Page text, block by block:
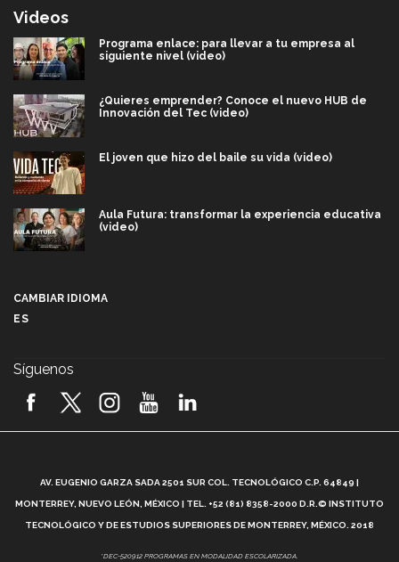
Videos
Programa enlace: para llevar a tu empresa al
siguiente nivel (video)
¿Quieres emprender? Conoce el nuevo HUB de
Innovación del Tec (video)
El joven que hizo del baile su vida (video)
Aula Futura: transformar la experiencia educativa
(video)
2026! (video)
¿Cómo es el Modelo Educativo Tec? (video)
Vida Tec: Feminismo e Inteligencia Artificial, Paola
CAMBIAR IDIOMA
ES
Síguenos
AV. EUGENIO GARZA SADA 2501 SUR COL. TECNOLÓGICO C.P. 64849 |
MONTERREY, NUEVO LEÓN, MÉXICO | TEL. +52 (81) 8358-2000 D.R.© INSTITUTO
TECNOLÓGICO Y DE ESTUDIOS SUPERIORES DE MONTERREY, MÉXICO. 2018
*DEC-520912 PROGRAMAS EN MODALIDAD ESCOLARIZADA.